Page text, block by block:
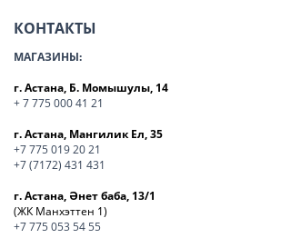
КОНТАКТЫ
МАГАЗИНЫ:
г. Астана, Б. Момышулы, 14
+ 7 775 000 41 21
г. Астана, Мангилик Ел, 35
+7 775 019 20 21
+7 (7172) 431 431
г. Астана, Әнет баба, 13/1
(ЖК Манхэттен 1)
+7 775 053 54 55